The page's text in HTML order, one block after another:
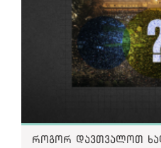
როგორ დავთვალოთ